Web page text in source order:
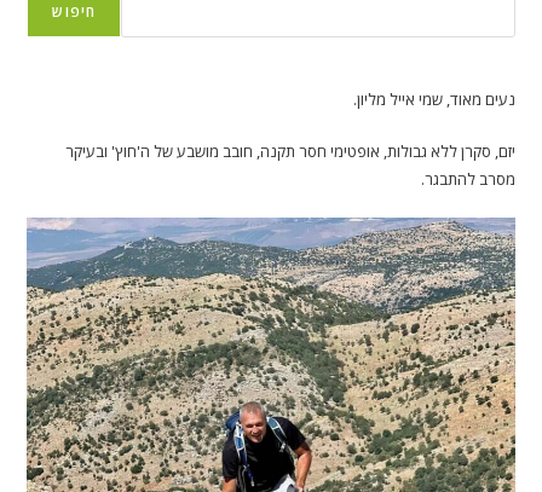
חיפוש
נעים מאוד, שמי אייל מליון.
יזם, סקרן ללא גבולות, אופטימי חסר תקנה, חובב מושבע של ה'חוץ' ובעיקר
מסרב להתבגר.